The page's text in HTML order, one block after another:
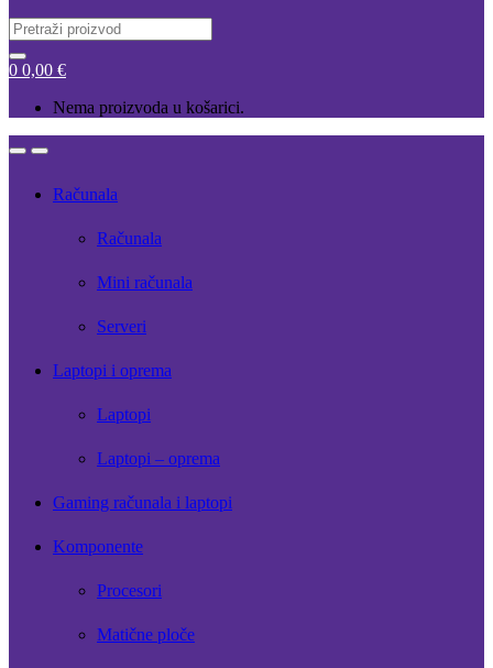
Search
for:
0 0,00 €
Nema proizvoda u košarici.
OpenClose
Računala
Računala
Mini računala
Serveri
Laptopi i oprema
Laptopi
Laptopi – oprema
Gaming računala i laptopi
Komponente
Procesori
Matične ploče